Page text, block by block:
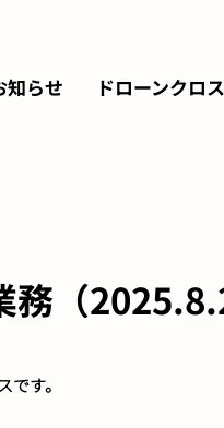
知らせ ドローンクロ
（
す。